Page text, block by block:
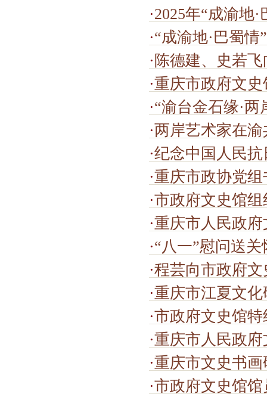
·2025年“成渝地
·“成渝地·巴蜀
· 陈德建、史若
·重庆市政府文史馆主
·“渝台金石缘·
·两岸艺术家在
·纪念中国人民抗日战争暨世界反
·重庆市政协党组书记、主席程丽
·市政府文史馆
·重庆市人民政
·“八一”慰问送
·程芸向市政府
·重庆市江夏文
·市政府文史馆
·重庆市人民政
·重庆市文史书画研究
·市政府文史馆